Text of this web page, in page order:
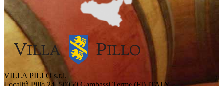
VILLA PILLO s.r.l.
Località Pillo 24, 50050 Gambassi Terme (FI) ITALY